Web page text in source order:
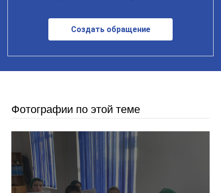
Создать обращение
Фотографии по этой теме